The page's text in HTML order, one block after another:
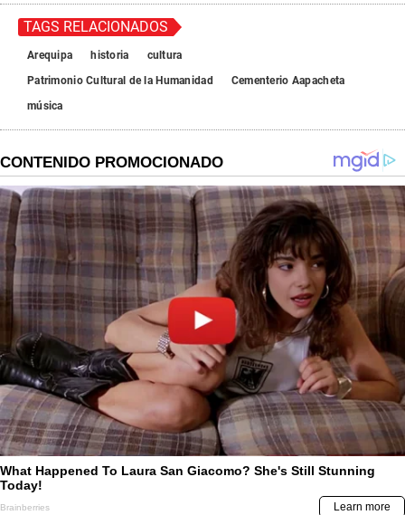
TAGS RELACIONADOS
Arequipa historia
cultura
Patrimonio Cultural de la Humanidad
Cementerio Aapacheta
música